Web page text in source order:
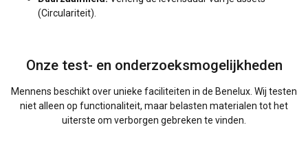
(Circulariteit).
Onze test- en onderzoeksmogelijkheden
Mennens beschikt over unieke faciliteiten in de Benelux. Wij testen
niet alleen op functionaliteit, maar belasten materialen tot het
uiterste om verborgen gebreken te vinden.